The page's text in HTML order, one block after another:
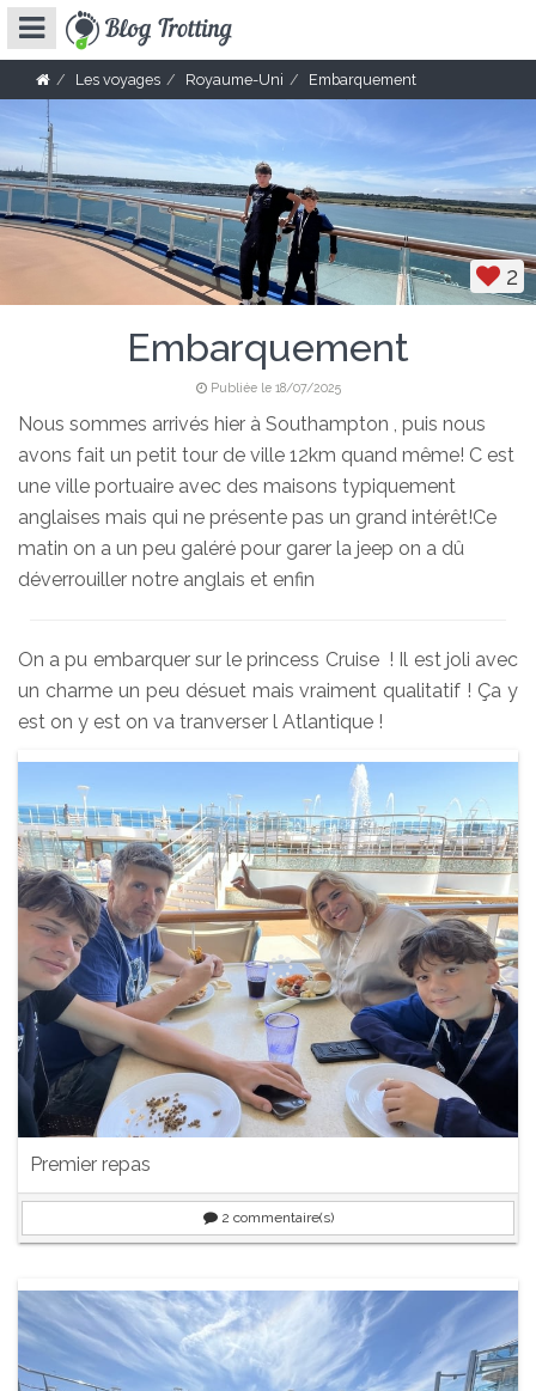
Les voyages Royaume-Uni Embarquement
2
Embarquement
Publiée le 18/07/2025
Nous sommes arrivés hier à Southampton , puis nous
avons fait un petit tour de ville 12km quand même! C est
une ville portuaire avec des maisons typiquement
anglaises mais qui ne présente pas un grand intérêt!Ce
matin on a un peu galéré pour garer la jeep on a dû
déverrouiller notre anglais et enfin
On a pu embarquer sur le princess Cruise ! Il est joli avec
un charme un peu désuet mais vraiment qualitatif ! Ça y
est on y est on va tranverser l Atlantique !
Premier repas
2 commentaire(s)